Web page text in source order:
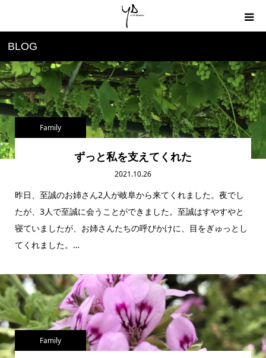
BLOG
Family
ずっと私を支えてくれた
2021.10.26
昨日、至誠のお姉さん2人が岐阜から来てくれました。夜でし
たが、3人で至誠に会うことができました。至誠はすやすやと
寝ていましたが、お姉さんたちの呼びかけに、目をぎゅっとし
てくれました。…
Family
About
Profile